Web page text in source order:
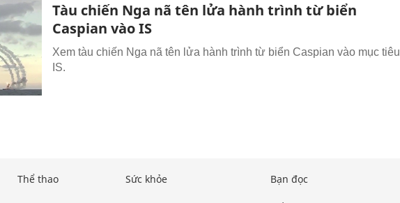
Tàu chiến Nga nã tên lửa hành trình từ biển
Caspian vào IS
Xem tàu chiến Nga nã tên lửa hành trình từ biển Caspian vào mục tiêu
IS.
Thể thao Sức khỏe Bạn đọc